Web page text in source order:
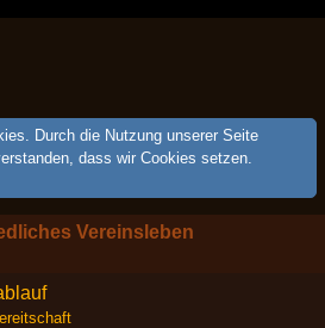
Durch die Nutzung unserer Seite
dass wir Cookies setzen.
Vereinsleben